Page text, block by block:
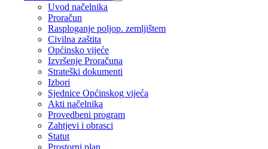
Uvod načelnika
Proračun
Rasploganje poljop. zemljištem
Civilna zaštita
Općinsko vijeće
Izvršenje Proračuna
Strateški dokumenti
Izbori
Sjednice Općinskog vijeća
Akti načelnika
Provedbeni program
Zahtjevi i obrasci
Statut
Prostorni plan